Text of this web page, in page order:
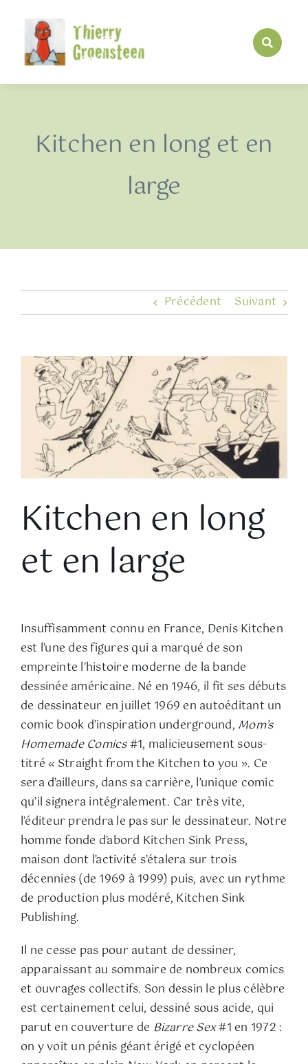
contenu
Kitchen en long et en
large
Précédent Suivant
Voir
l'image
agrandie
Kitchen en long
et en large
Insuffisamment connu en France, Denis Kitchen
est l’une des figures qui a marqué de son
empreinte l’histoire moderne de la bande
dessinée américaine. Né en 1946, il fit ses débuts
de dessinateur en juillet 1969 en autoéditant un
comic book d’inspiration underground, Mom’s
Homemade Comics#1, malicieusement sous-
titré « Straight from the Kitchen to you ». Ce
sera d’ailleurs, dans sa carrière, l’unique comic
qu’il signera intégralement. Car très vite,
l’éditeur prendra le pas sur le dessinateur. Notre
homme fonde d’abord Kitchen Sink Press,
maison dont l’activité s’étalera sur trois
décennies (de 1969 à 1999) puis, avec un rythme
de production plus modéré, Kitchen Sink
Publishing.
Il ne cesse pas pour autant de dessiner,
apparaissant au sommaire de nombreux comics
et ouvrages collectifs. Son dessin le plus célèbre
est certainement celui, dessiné sous acide, qui
parut en couverture de Bizarre Sex#1 en 1972 :
on y voit un pénis géant érigé et cyclopéen